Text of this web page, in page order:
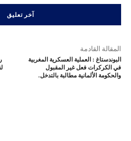
المقالة القادمة
البوندستاغ : العملية العسكرية المغربية
في الكركرات فعل غير المقبول
والحكومة الألمانية مطالبة بالتدخل.